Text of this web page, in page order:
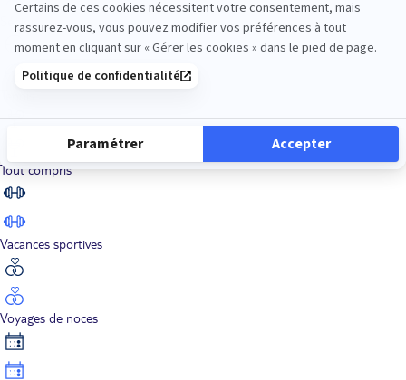
Sénior
Tout compris
Vacances sportives
Voyages de noces